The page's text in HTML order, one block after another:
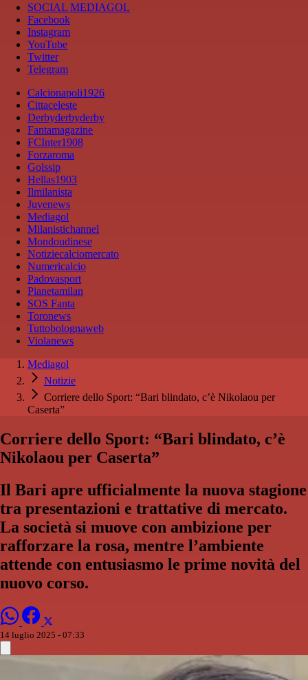
SOCIAL MEDIAGOL
Facebook
Instagram
YouTube
Twitter
Telegram
Calcionapoli1926
Cittaceleste
Derbyderbyderby
Fantamagazine
FCInter1908
Forzaroma
Golssip
Hellas1903
Ilmilanista
Juvenews
Mediagol
Milanistichannel
Mondoudinese
Notiziecalciomercato
Numericalcio
Padovasport
Pianetamilan
SOS Fanta
Toronews
Tuttobolognaweb
Violanews
Mediagol
Notizie
Corriere dello Sport: “Bari blindato, c’è Nikolaou per
Caserta”
Corriere dello Sport: “Bari blindato, c’è
Nikolaou per Caserta”
Il Bari apre ufficialmente la nuova stagione
tra presentazioni e trattative di mercato.
La società si muove con ambizione per
rafforzare la rosa, mentre l’ambiente
attende con entusiasmo le prime novità del
nuovo corso.
14 luglio 2025 - 07:33